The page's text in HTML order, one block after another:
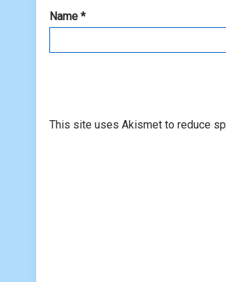
Name*
This site uses Akismet to reduce